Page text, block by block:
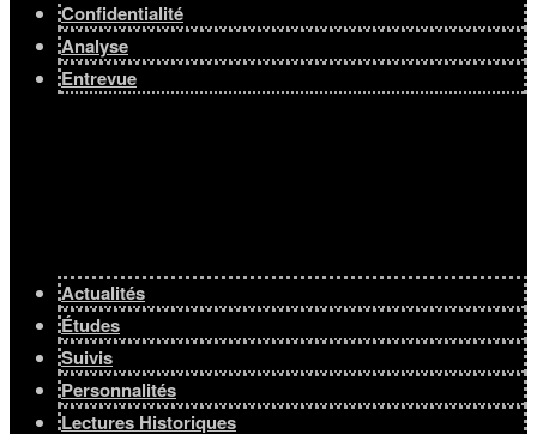
Confidentialité
Analyse
Entrevue
Actualités
Études
Suivis
Personnalités
Lectures Historiques